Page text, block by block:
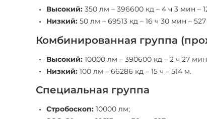
Высокий: 350 лм – 396600 кд – 4 ч 3 мин –
Низкий: 50 лм – 69513 кд – 16 ч 30 мин –
Комбинированная группа
Высокий: 10000 лм – 390600 кд – 2 ч 27
Низкий: 100 лм – 66286 кд – 15 ч – 514 м.
Специальная группа
Стробоскоп: 10000 лм;